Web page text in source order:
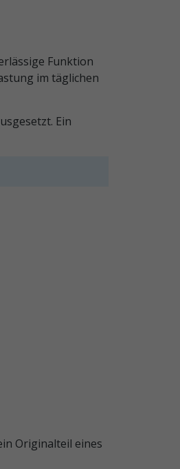
Funktion
im täglichen
Ein
Originalteil eines